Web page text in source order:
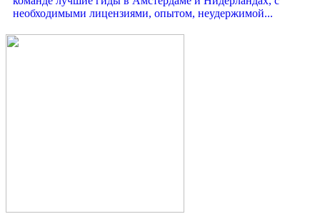
необходимыми лицензиями, опытом, неудержимой...